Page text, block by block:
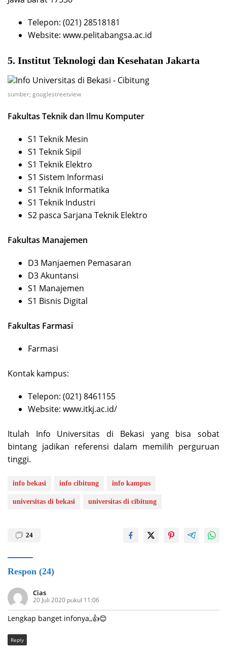
Telepon: (021) 28518181
Website: www.pelitabangsa.ac.id
5. Institut Teknologi dan Kesehatan Jakarta
sumber; googlestreetview
Fakultas Teknik dan Ilmu Komputer
S1 Teknik Mesin
S1 Teknik Sipil
S1 Teknik Elektro
S1 Sistem Informasi
S1 Teknik Informatika
S1 Teknik Industri
S2 pasca Sarjana Teknik Elektro
Fakultas Manajemen
D3 Manjaemen Pemasaran
D3 Akuntansi
S1 Manajemen
S1 Bisnis Digital
Fakultas Farmasi
Farmasi
Kontak kampus:
Telepon: (021) 8461155
Website: www.itkj.ac.id/
Itulah Info Universitas di Bekasi yang bisa sobat
bintang jadikan referensi dalam memilih perguruan
tinggi.
info bekasi info cibitung info kampus
universitas di bekasi universitas di cibitung
24
Respon (24)
Cias
20 Juli 2020 pukul 11:06
Lengkap banget infonya,,👍😊
Reply